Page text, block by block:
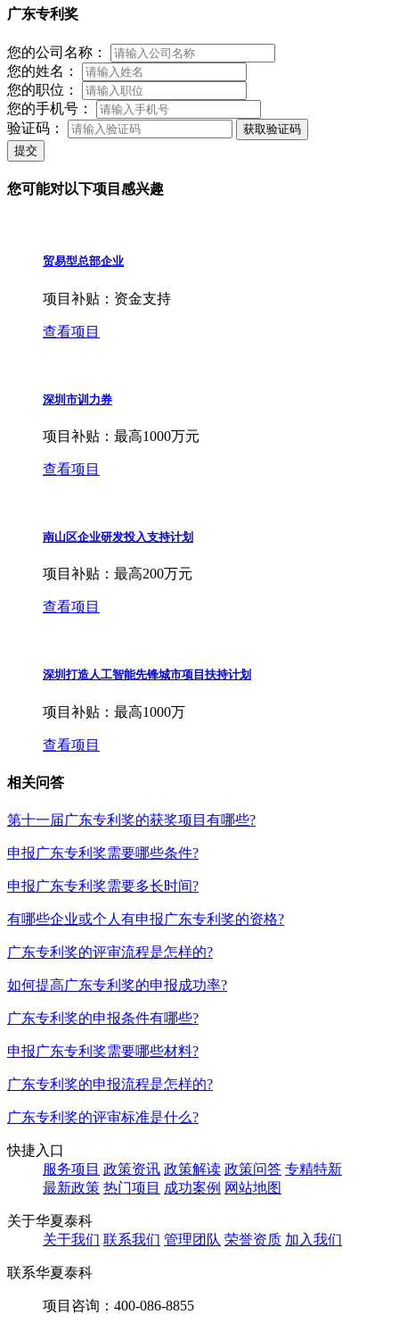
广东专利奖
您的公司名称：
您的姓名：
您的职位：
您的手机号：
验证码：
获取验证码
提交
您可能对以下项目感兴趣
贸易型总部企业
项目补贴： 资金支持
查看项目
深圳市训力券
项目补贴： 最高1000万元
查看项目
南山区企业研发投入支持计划
项目补贴： 最高200万元
查看项目
深圳打造人工智能先锋城市项目扶持计划
项目补贴： 最高1000万
查看项目
相关问答
第十一届广东专利奖的获奖项目有哪些?
申报广东专利奖需要哪些条件?
申报广东专利奖需要多长时间?
有哪些企业或个人有申报广东专利奖的资格?
广东专利奖的评审流程是怎样的?
如何提高广东专利奖的申报成功率?
广东专利奖的申报条件有哪些?
申报广东专利奖需要哪些材料?
广东专利奖的申报流程是怎样的?
广东专利奖的评审标准是什么?
快捷入口
服务项目 政策资讯 政策解读 政策问答 专精特新
最新政策 热门项目 成功案例 网站地图
关于华夏泰科
关于我们 联系我们 管理团队 荣誉资质 加入我们
联系华夏泰科
项目咨询： 400-086-8855